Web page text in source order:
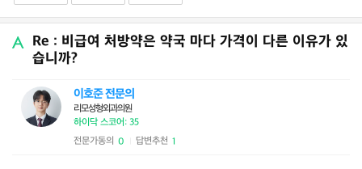
Re : 비급여 처방약은 약국 마다 가격이 다른 이유가 있
습니까?
이호준 전문의
리모성형외과의원
하이닥 스코어: 35
전문가동의 0 답변추천 1